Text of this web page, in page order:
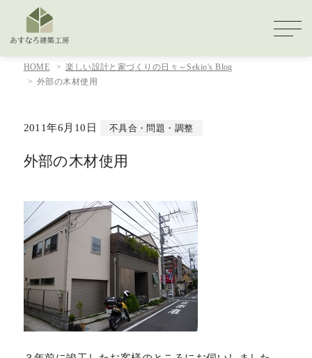
HOME
楽しい設計と家づくりの日々～Sekio's Blog
外部の木材使用
2011年6月10日 不具合・問題・調整
外部の木材使用